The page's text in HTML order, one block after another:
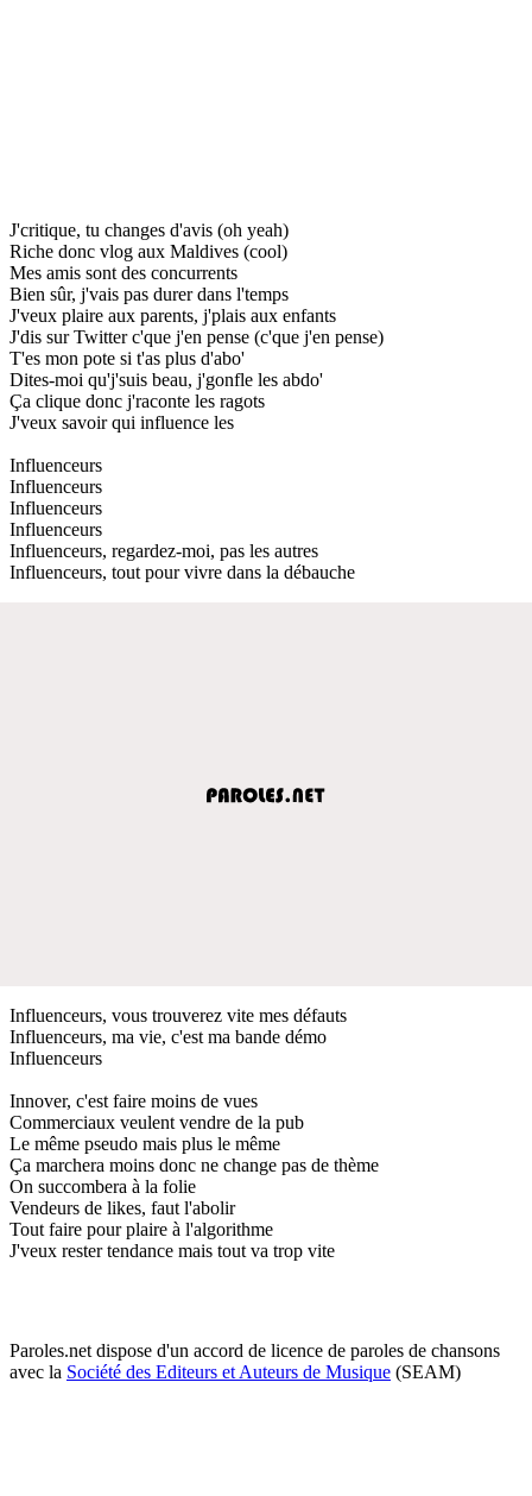
J'critique, tu changes d'avis (oh yeah)
Riche donc vlog aux Maldives (cool)
Mes amis sont des concurrents
Bien sûr, j'vais pas durer dans l'temps
J'veux plaire aux parents, j'plais aux enfants
J'dis sur Twitter c'que j'en pense (c'que j'en pense)
T'es mon pote si t'as plus d'abo'
Dites-moi qu'j'suis beau, j'gonfle les abdo'
Ça clique donc j'raconte les ragots
J'veux savoir qui influence les
Influenceurs
Influenceurs
Influenceurs
Influenceurs
Influenceurs, regardez-moi, pas les autres
Influenceurs, tout pour vivre dans la débauche
Influenceurs, vous trouverez vite mes défauts
Influenceurs, ma vie, c'est ma bande démo
Influenceurs
Innover, c'est faire moins de vues
Commerciaux veulent vendre de la pub
Le même pseudo mais plus le même
Ça marchera moins donc ne change pas de thème
On succombera à la folie
Vendeurs de likes, faut l'abolir
Tout faire pour plaire à l'algorithme
J'veux rester tendance mais tout va trop vite
Paroles.net dispose d'un accord de licence de paroles de chansons
avec la Société des Editeurs et Auteurs de Musique (SEAM)